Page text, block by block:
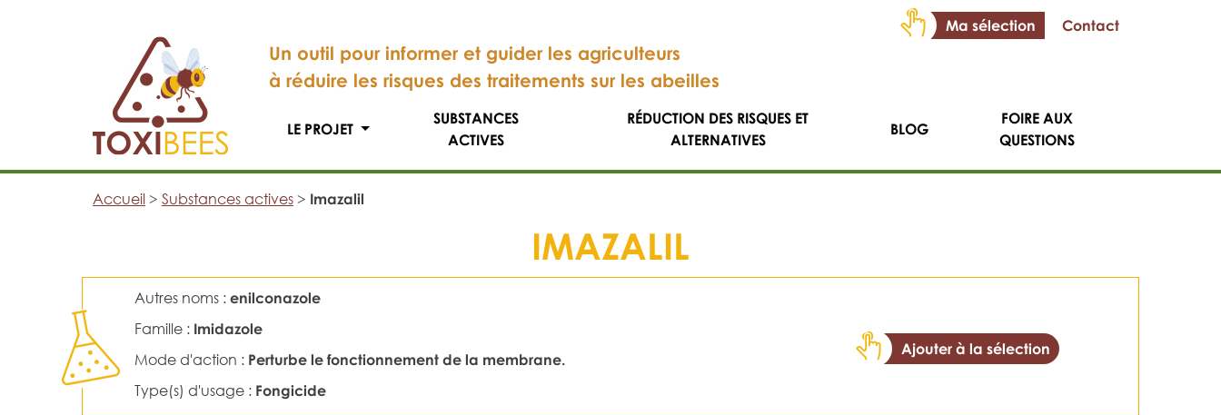
Ma sélection Contact
Un outil pour informer et guider les agriculteurs
à réduire les risques des traitements sur les abeilles
LE PROJET
SUBSTANCES
ACTIVES
RÉDUCTION DES RISQUES ET
ALTERNATIVES
BLOG
FOIRE AUX
QUESTIONS
Accueil > Substances actives > Imazalil
IMAZALIL
Autres noms : enilconazole
Famille : Imidazole
Mode d'action : Perturbe le fonctionnement de la membrane.
Type(s) d'usage : Fongicide
Ajouter à la sélection